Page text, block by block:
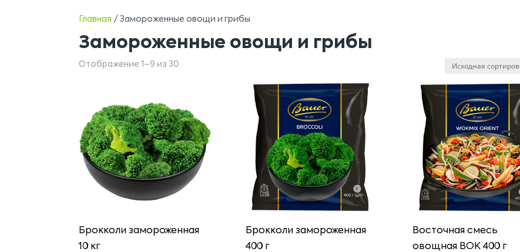
Главная / Замороженные овощи и грибы
Замороженные овощи и грибы
Отображение 1–9 из 30
Брокколи замороженная
10 кг
Брокколи замороженная
400 г
Восточная смесь
овощная ВОК 400 г